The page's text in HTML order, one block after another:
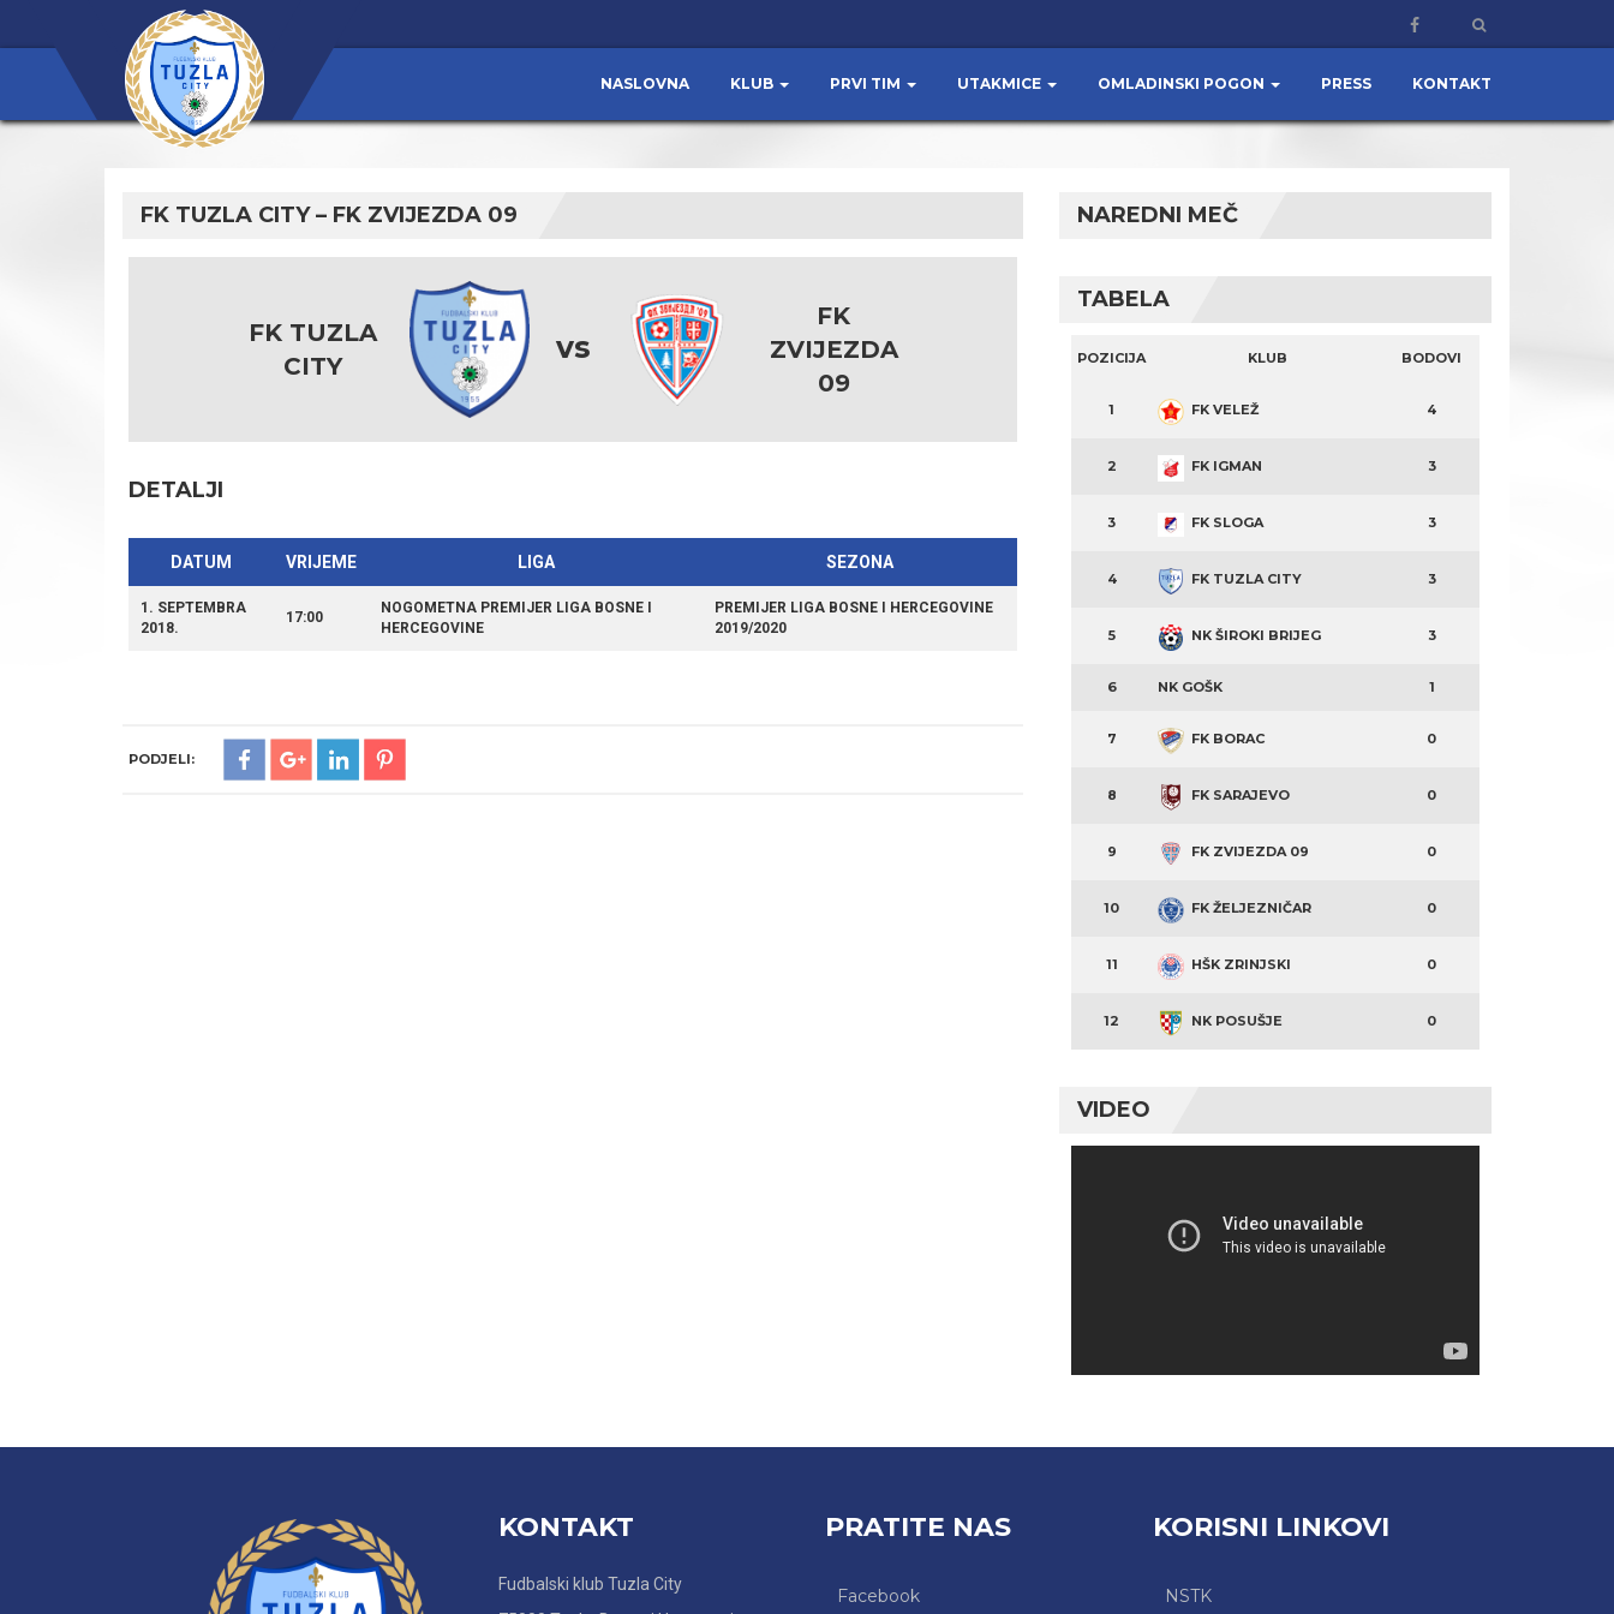
NASLOVNA KLUB PRVI TIM UTAKMICE OMLADINSKI POGON PRESS KONTAKT
FK TUZLA CITY – FK ZVIJEZDA 09
FK TUZLA
CITY
vs
FK
ZVIJEZDA
09
DETALJI
DATUM VRIJEME LIGA SEZONA
1. SEPTEMBRA
2018.
17:00
NOGOMETNA PREMIJER LIGA BOSNE I
HERCEGOVINE
PREMIJER LIGA BOSNE I HERCEGOVINE
2019/2020
PODJELI:
NAREDNI MEČ
TABELA
POZICIJA KLUB BODOVI
1 FK VELEŽ 4
2 FK IGMAN 3
3 FK SLOGA 3
4 FK TUZLA CITY 3
5 NK ŠIROKI BRIJEG 3
6 NK GOŠK 1
7 FK BORAC 0
8 FK SARAJEVO 0
9 FK ZVIJEZDA 09 0
10 FK ŽELJEZNIČAR 0
11 HŠK ZRINJSKI 0
12 NK POSUŠJE 0
VIDEO
KONTAKT
Fudbalski klub Tuzla City
PRATITE NAS
Facebook
KORISNI LINKOVI
NSTK